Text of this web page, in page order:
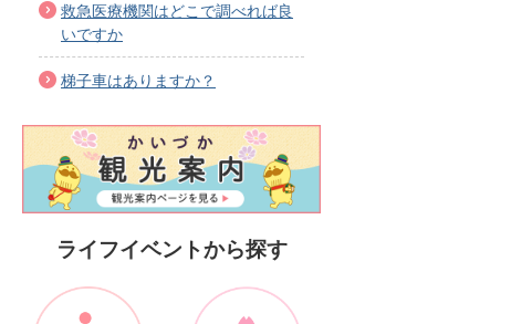
救急医療機関はどこで調べれば良
いですか
梯子車はありますか？
ライフイベントから探す